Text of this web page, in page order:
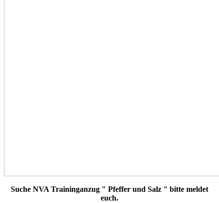
Suche NVA Traininganzug " Pfeffer und Salz " bitte meldet
euch.